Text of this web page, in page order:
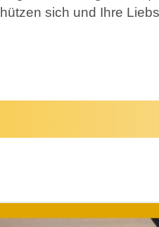
sich und Ihre